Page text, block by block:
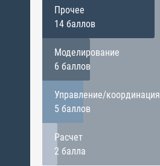
Прочее
14 баллов
Моделирование
6 баллов
Управление/координация
5 баллов
Расчет
2 балла